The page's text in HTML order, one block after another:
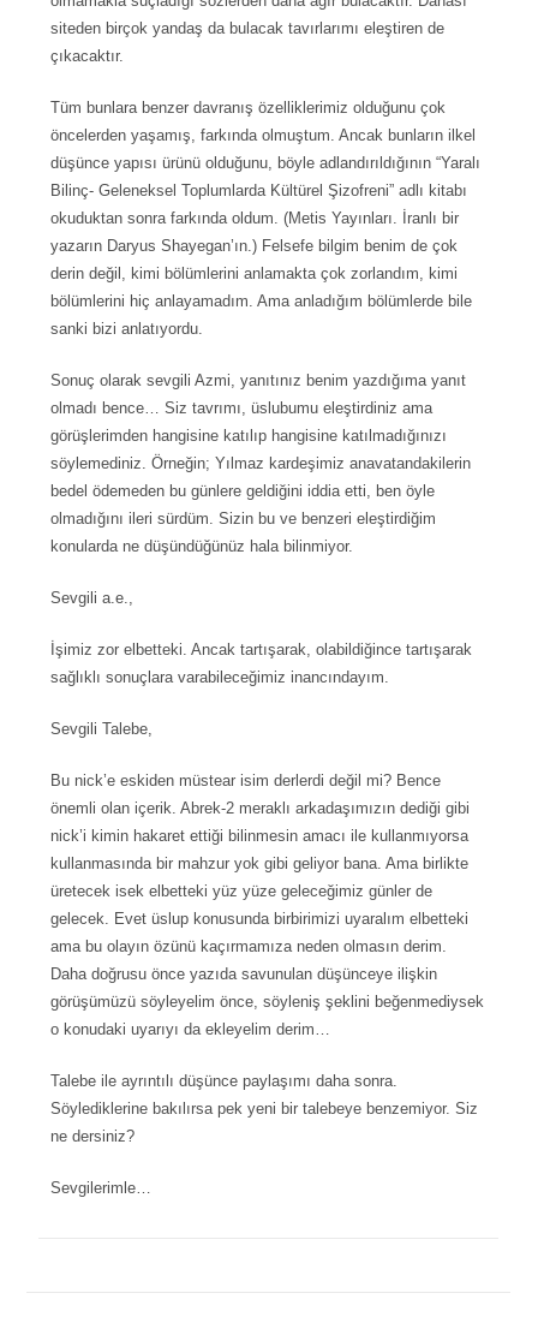
siteden birçok yandaş da bulacak tavırlarımı eleştiren de
çıkacaktır.
Tüm bunlara benzer davranış özelliklerimiz olduğunu çok
öncelerden yaşamış, farkında olmuştum. Ancak bunların ilkel
düşünce yapısı ürünü olduğunu, böyle adlandırıldığının “Yaralı
Bilinç- Geleneksel Toplumlarda Kültürel Şizofreni” adlı kitabı
okuduktan sonra farkında oldum. (Metis Yayınları. İranlı bir
yazarın Daryus Shayegan’ın.) Felsefe bilgim benim de çok
derin değil, kimi bölümlerini anlamakta çok zorlandım, kimi
bölümlerini hiç anlayamadım. Ama anladığım bölümlerde bile
sanki bizi anlatıyordu.
Sonuç olarak sevgili Azmi, yanıtınız benim yazdığıma yanıt
olmadı bence… Siz tavrımı, üslubumu eleştirdiniz ama
görüşlerimden hangisine katılıp hangisine katılmadığınızı
söylemediniz. Örneğin; Yılmaz kardeşimiz anavatandakilerin
bedel ödemeden bu günlere geldiğini iddia etti, ben öyle
olmadığını ileri sürdüm. Sizin bu ve benzeri eleştirdiğim
konularda ne düşündüğünüz hala bilinmiyor.
Sevgili a.e.,
İşimiz zor elbetteki. Ancak tartışarak, olabildiğince tartışarak
sağlıklı sonuçlara varabileceğimiz inancındayım.
Sevgili Talebe,
Bu nick’e eskiden müstear isim derlerdi değil mi? Bence
önemli olan içerik. Abrek-2 meraklı arkadaşımızın dediği gibi
nick’i kimin hakaret ettiği bilinmesin amacı ile kullanmıyorsa
kullanmasında bir mahzur yok gibi geliyor bana. Ama birlikte
üretecek isek elbetteki yüz yüze geleceğimiz günler de
gelecek. Evet üslup konusunda birbirimizi uyaralım elbetteki
ama bu olayın özünü kaçırmamıza neden olmasın derim.
Daha doğrusu önce yazıda savunulan düşünceye ilişkin
görüşümüzü söyleyelim önce, söyleniş şeklini beğenmediysek
o konudaki uyarıyı da ekleyelim derim…
Talebe ile ayrıntılı düşünce paylaşımı daha sonra.
Söylediklerine bakılırsa pek yeni bir talebeye benzemiyor. Siz
ne dersiniz?
Sevgilerimle…